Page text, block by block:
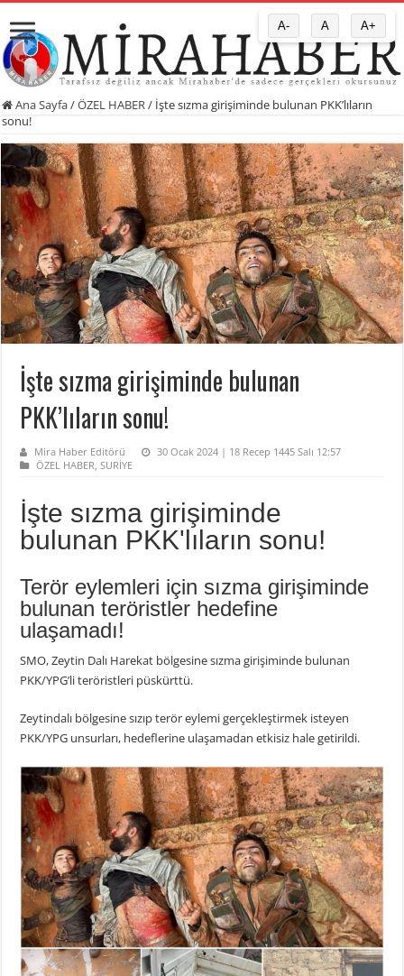
Ana Sayfa/ÖZEL HABER / İşte sızma girişiminde bulunan PKK’lıların
sonu!
İşte sızma girişiminde bulunan
PKK’lıların sonu!
Mira Haber Editörü
30 Ocak 2024 | 18 Recep 1445 Salı 12:57
ÖZEL HABER,SURİYE
İşte sızma girişiminde
bulunan PKK'lıların sonu!
Terör eylemleri için sızma girişiminde
bulunan teröristler hedefine
ulaşamadı!
SMO, Zeytin Dalı Harekat bölgesine sızma girişiminde bulunan
PKK/YPG’li teröristleri püskürttü.
Zeytindalı bölgesine sızıp terör eylemi gerçekleştirmek isteyen
PKK/YPG unsurları, hedeflerine ulaşamadan etkisiz hale getirildi.
A- A A+